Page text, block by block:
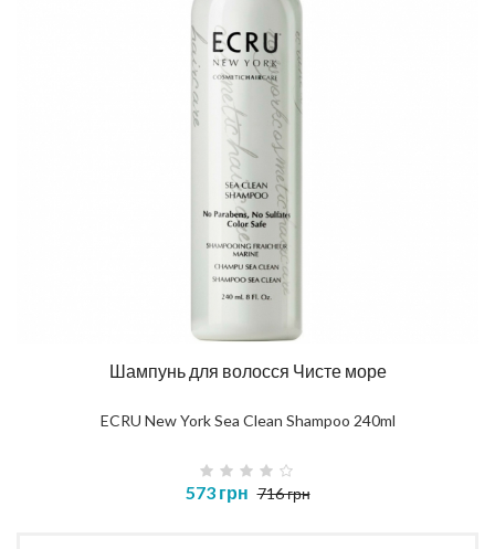
Шампунь для волосся Чисте море
ECRU New York Sea Clean Shampoo 240ml
573 грн 716 грн